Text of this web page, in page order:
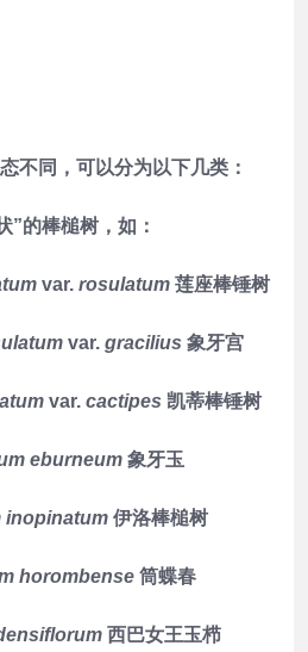
不同，可以分为以下几类：
”的棒槌树，如：
var. rosulatum莲座棒锤树
var. gracilius 象牙宫
var. cactipes 凯蒂棒锤树
eburneum 象牙玉
inopinatum 伊洛棒槌树
horombense筒蝶春
西巴女王玉栉